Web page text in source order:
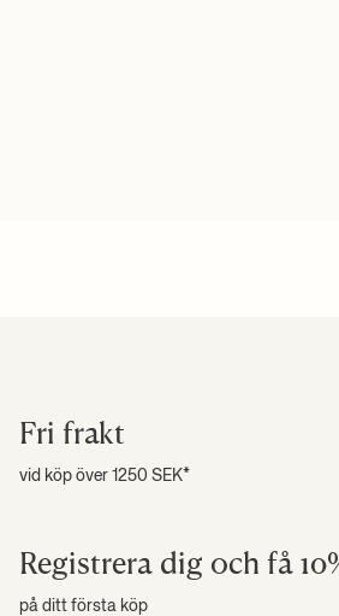
Fri frakt
vid köp över 1250 SEK*
Registrera dig och få
på ditt första köp